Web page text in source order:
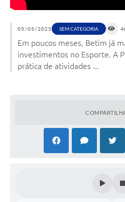
05/05/2025 SEM CATEGORIA
Em poucos meses, Betim já
investimentos no Esporte. A
prática de atividades ...